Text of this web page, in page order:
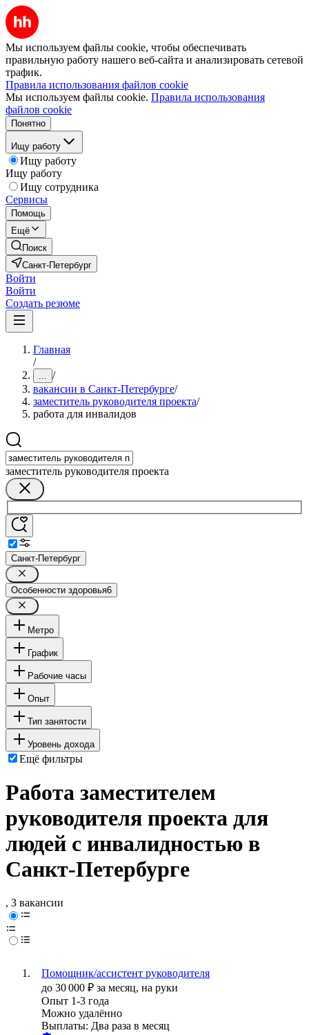
Мы используем файлы cookie, чтобы обеспечивать
правильную работу нашего веб-сайта и анализировать сетевой
трафик.
Правила использования файлов cookie
Мы используем файлы cookie. Правила использования
файлов cookie
Понятно
Ищу работу
Ищу работу
Ищу работу
Ищу сотрудника
Сервисы
Помощь
Ещё
Поиск
Санкт-Петербург
Войти
Войти
Создать резюме
Главная
/
... /
вакансии в Санкт-Петербурге/
заместитель руководителя проекта/
работа для инвалидов
заместитель руководителя проекта
Санкт-Петербург
Особенности здоровья6
Метро
График
Рабочие часы
Опыт
Тип занятости
Уровень дохода
Ещё фильтры
Работа заместителем
руководителя проекта для
людей с инвалидностью в
Санкт-Петербурге
, 3 вакансии
Помощник/ассистент руководителя
до 30 000 ₽ за месяц, на руки
Опыт 1-3 года
Можно удалённо
Выплаты: Два раза в месяц